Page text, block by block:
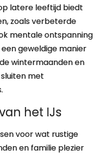
latere leeftijd biedt
zoals verbeterde
mentale ontspanning
geweldige manier
wintermaanden en
met
het IJs
voor wat rustige
en familie plezier